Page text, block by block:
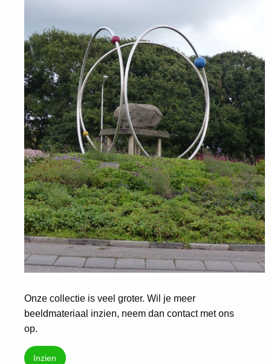
Onze collectie is veel groter. Wil je meer
beeldmateriaal inzien, neem dan contact met ons
op.
Inzien